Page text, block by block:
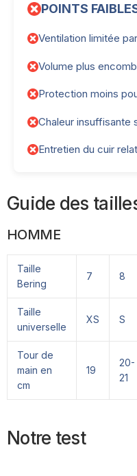
POINTS
Ventilation limitée
Volume plus
Protection moins
Chaleur insuffisante
Entretien du cuir
Guide des
HOMME
Taille
Bering
7 8
Taille
universelle
XS S
Tour de
main en
cm
19
20-
21
Notre test